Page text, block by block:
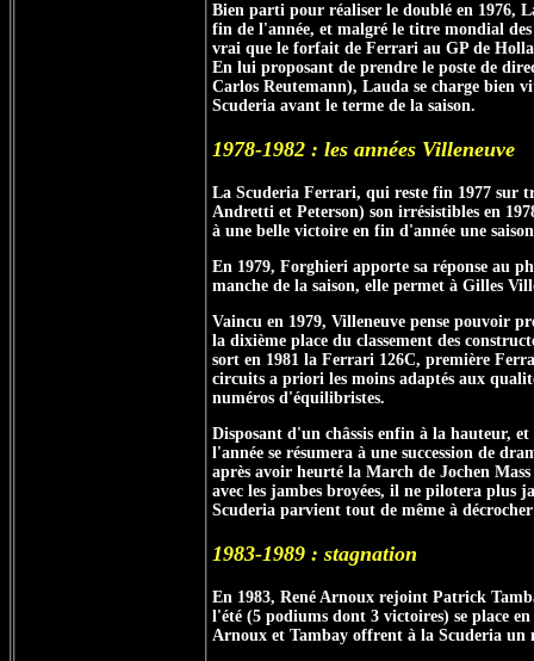
Bien parti pour réaliser le doublé en 1976,
fin de l'année, et malgré le titre mondial
vrai que le forfait de Ferrari au GP de
En lui proposant de prendre le poste de
Carlos Reutemann), Lauda se charge bien
Scuderia avant le terme de la saison.
1978-1982 : les années Villeneuve
La Scuderia Ferrari, qui reste fin 1977 sur
Andretti et Peterson) son irrésistibles en
à une belle victoire en fin d'année une
En 1979, Forghieri apporte sa réponse au
manche de la saison, elle permet à Gilles
Vaincu en 1979, Villeneuve pense pouvoir
la dixième place du classement des
sort en 1981 la Ferrari 126C, première
circuits a priori les moins adaptés aux
numéros d'équilibristes.
Disposant d'un châssis enfin à la hauteur,
l'année se résumera à une succession de
après avoir heurté la March de Jochen
avec les jambes broyées, il ne pilotera plus
Scuderia parvient tout de même à
1983-1989 : stagnation
En 1983, René Arnoux rejoint Patrick
l'été (5 podiums dont 3 victoires) se place
Arnoux et Tambay offrent à la Scuderia un